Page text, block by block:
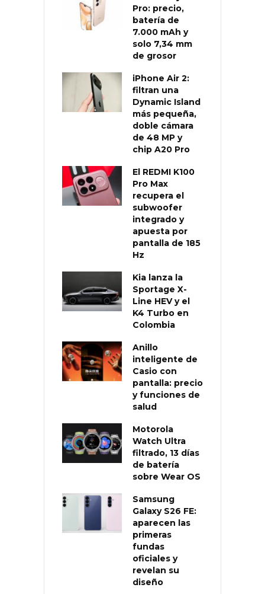
Pro: precio,
batería de
7.000 mAh y
solo 7,34 mm
de grosor
iPhone Air 2:
filtran una
Dynamic Island
más pequeña,
doble cámara
de 48 MP y
chip A20 Pro
El REDMI K100
Pro Max
recupera el
subwoofer
integrado y
apuesta por
pantalla de 185
Hz
Kia lanza la
Sportage X-
Line HEV y el
K4 Turbo en
Colombia
Anillo
inteligente de
Casio con
pantalla: precio
y funciones de
salud
Motorola
Watch Ultra
filtrado, 13 días
de batería
sobre Wear OS
Samsung
Galaxy S26 FE:
aparecen las
primeras
fundas
oficiales y
revelan su
diseño